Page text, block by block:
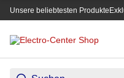
Unsere beliebtesten Produkte